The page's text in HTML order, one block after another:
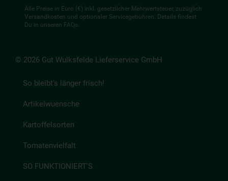
Alle Preise in Euro (€) inkl. gesetzlicher Mehrwertsteuer, zuzüglich
Versandkosten und optionaler Servicegebühren. Details findest
Du in unseren FAQs.
© 2026 Gut Wulksfelde Lieferservice GmbH
So bleibt's länger frisch!
Artikelwuensche
Kartoffelsorten
Tomatenvielfalt
SO FUNKTIONIERT'S